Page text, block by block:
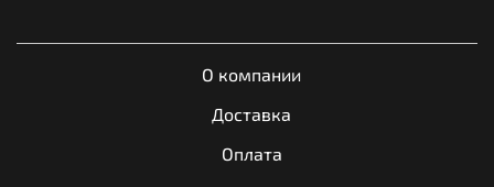
О компании
Доставка
Оплата